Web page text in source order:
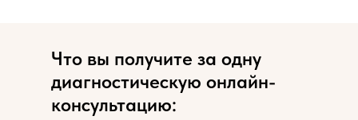
Что вы получите за одну
диагностическую онлайн-
консультацию: